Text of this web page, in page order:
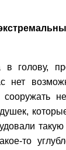
голову,
нет
сооружать
такую
то